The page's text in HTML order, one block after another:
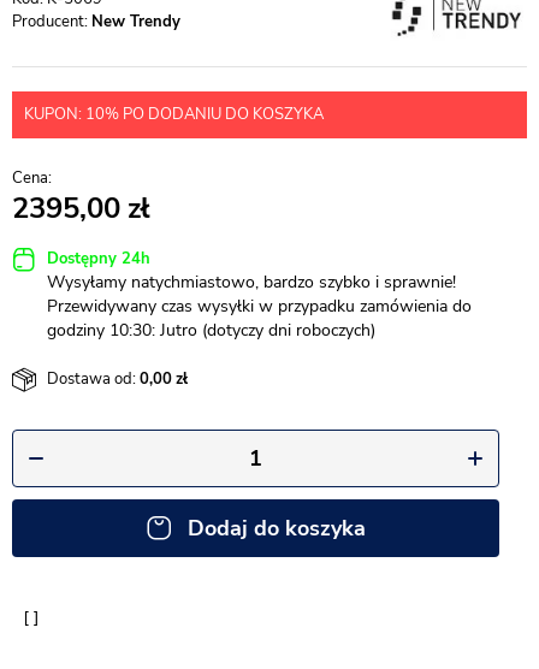
Producent: New Trendy
KUPON: 10% PO DODANIU DO KOSZYKA
2395,00
Dostępny 24h
Wysyłamy natychmiastowo, bardzo szybko i sprawnie!
Przewidywany czas wysyłki w przypadku zamówienia do
godziny 10:30: Jutro (dotyczy dni roboczych)
Dostawa od:0,00
Dodaj do koszyka